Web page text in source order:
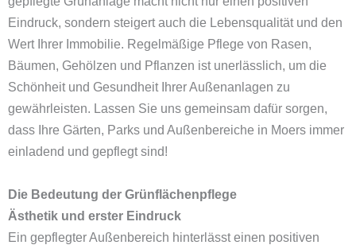
Eindruck, sondern steigert auch die Lebensqualität und den
Wert Ihrer Immobilie. Regelmäßige Pflege von Rasen,
Bäumen, Gehölzen und Pflanzen ist unerlässlich, um die
Schönheit und Gesundheit Ihrer Außenanlagen zu
gewährleisten. Lassen Sie uns gemeinsam dafür sorgen,
dass Ihre Gärten, Parks und Außenbereiche in Moers immer
einladend und gepflegt sind!
Die Bedeutung der Grünflächenpflege
Ästhetik und erster Eindruck
Ein gepflegter Außenbereich hinterlässt einen positiven